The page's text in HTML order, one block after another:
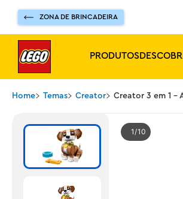
ZONA DE BRINCADEIRA
PRODUTOS
Home Temas Creator Creator 3 em 1 -
1 10